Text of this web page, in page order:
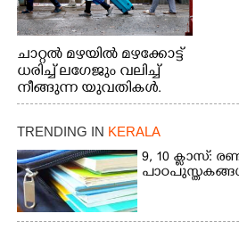
ചാറ്റൽ മഴയിൽ മഴക്കോട്ട്
ധരിച്ച് ലഗേജും വലിച്ച്
നീങ്ങുന്ന യുവതികൾ.
എറണാകുളം മേനകയിൽ
നിന്നുള്ള കാഴ്ച
TRENDING IN KERALA
9, 10 ക്ലാസ്: